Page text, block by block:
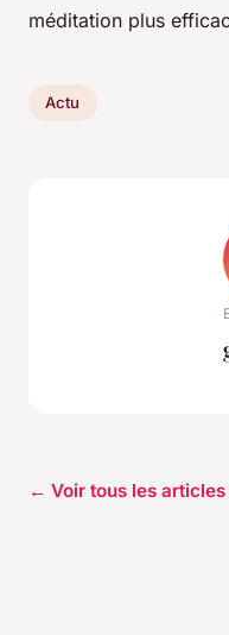
méditation plus
Actu
← Voir tous les